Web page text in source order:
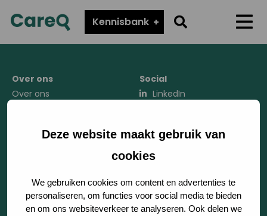
Deze website maakt gebruik van
cookies
We gebruiken cookies om content en advertenties te
personaliseren, om functies voor social media te bieden
en om ons websiteverkeer te analyseren. Ook delen we
CareQ
Kennisbank
Go
to
Over ons
Over ons
Social
LinkedIn
Product